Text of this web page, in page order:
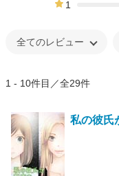
1
1 - 10件目／全29件
私の彼氏